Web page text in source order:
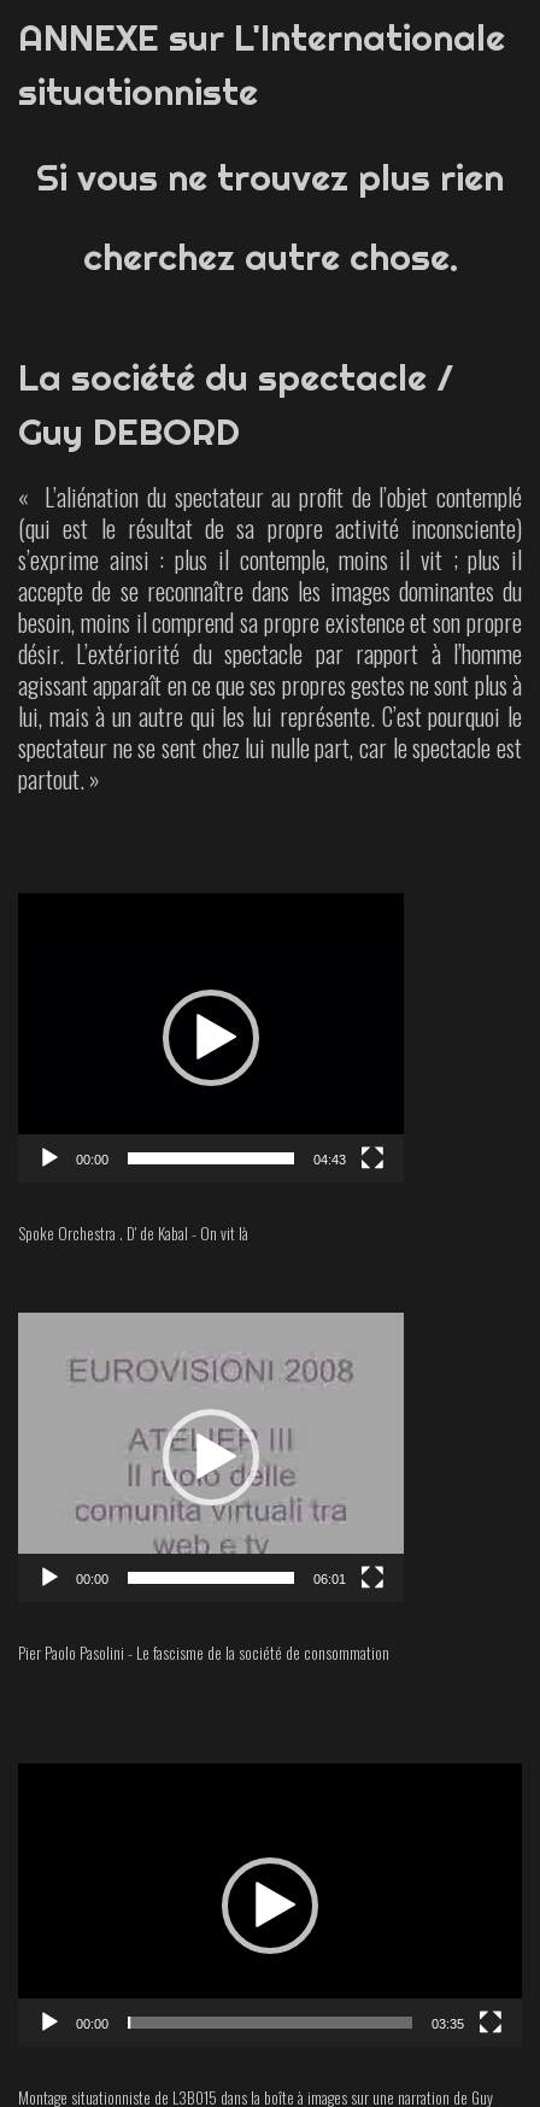
ANNEXE sur L'Internationale
situationniste
Si vous ne trouvez plus rien
cherchez autre chose.
La société du spectacle /
Guy DEBORD
« L’aliénation du spectateur au profit de l’objet contemplé
(qui est le résultat de sa propre activité inconsciente)
s’exprime ainsi : plus il contemple, moins il vit ; plus il
accepte de se reconnaître dans les images dominantes du
besoin, moins il comprend sa propre existence et son propre
désir. L’extériorité du spectacle par rapport à l’homme
agissant apparaît en ce que ses propres gestes ne sont plus à
lui, mais à un autre qui les lui représente. C’est pourquoi le
spectateur ne se sent chez lui nulle part, car le spectacle est
partout. »
00:00 04:43
Spoke Orchestra . D' de Kabal - On vit là
00:00 06:01
Pier Paolo Pasolini - Le fascisme de la société de consommation
00:00 03:35
Montage situationniste de L3B015 dans la boîte à images sur une narration de Guy